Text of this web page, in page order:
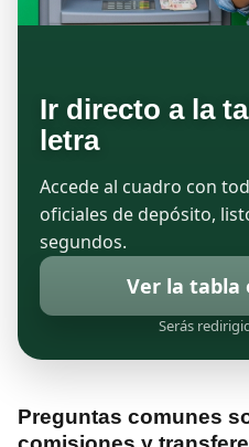
Ir directo a la
letra
Accede al cuadro con
oficiales de depósito,
segundos.
Ver la tabla
Serás
Preguntas comunes